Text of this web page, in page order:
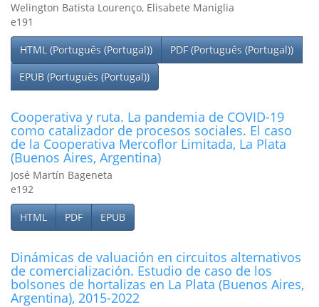
Welington Batista Lourenço, Elisabete Maniglia
e191
HTML (Português (Portugal))
PDF (Português (Portugal))
EPUB (Português (Portugal))
Cooperativa y ruta. La pandemia de COVID-19
como catalizador de procesos sociales. El caso
de la Cooperativa Mercoflor Limitada, La Plata
(Buenos Aires, Argentina)
José Martín Bageneta
e192
HTML PDF EPUB
Dinámicas de valuación en circuitos alternativos
de comercialización. Estudio de caso de los
bolsones de hortalizas en La Plata (Buenos Aires,
Argentina), 2015-2022